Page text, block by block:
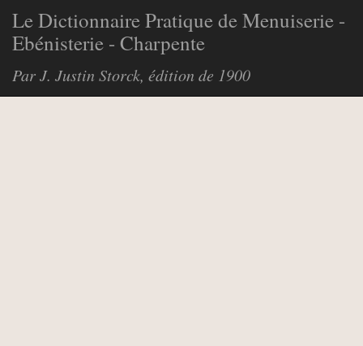
Le Dictionnaire Pratique de Menuiserie -
Ebénisterie - Charpente
Par J. Justin Storck, édition de 1900